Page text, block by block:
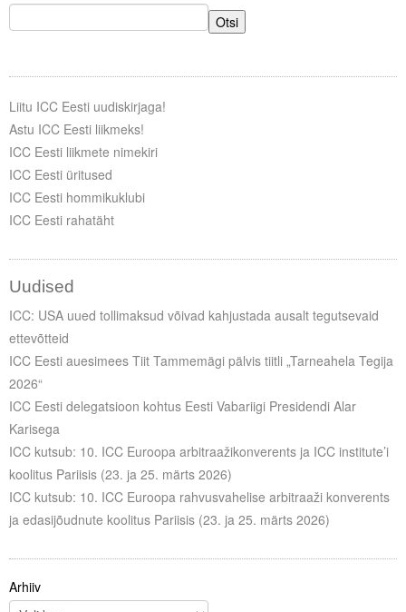
Otsi
Liitu ICC Eesti uudiskirjaga!
Astu ICC Eesti liikmeks!
ICC Eesti liikmete nimekiri
ICC Eesti üritused
ICC Eesti hommikuklubi
ICC Eesti rahatäht
Uudised
ICC: USA uued tollimaksud võivad kahjustada ausalt tegutsevaid
ettevõtteid
ICC Eesti auesimees Tiit Tammemägi pälvis tiitli „Tarneahela Tegija
2026“
ICC Eesti delegatsioon kohtus Eesti Vabariigi Presidendi Alar
Karisega
ICC kutsub: 10. ICC Euroopa arbitraažikonverents ja ICC institute’i
koolitus Pariisis (23. ja 25. märts 2026)
ICC kutsub: 10. ICC Euroopa rahvusvahelise arbitraaži konverents
ja edasijõudnute koolitus Pariisis (23. ja 25. märts 2026)
Arhiiv